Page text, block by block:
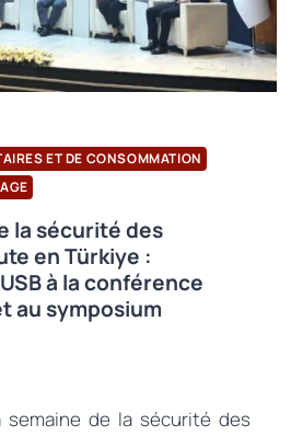
ET DE CONSOMMATION
la sécurité des
en Türkiye :
à la conférence
au symposium
de la sécurité des